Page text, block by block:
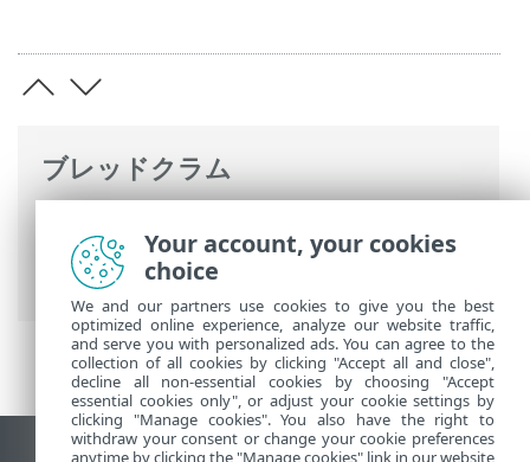
ブレッドクラム
Antivirus for Linux>設定 >ツール> プロ
キシサーバ
Your account, your cookies
choice
We and our partners use cookies to give you the best
optimized online experience, analyze our website traffic,
and serve you with personalized ads. You can agree to the
collection of all cookies by clicking "Accept all and close",
decline all non-essential cookies by choosing "Accept
essential cookies only", or adjust your cookie settings by
clicking "Manage cookies". You also have the right to
withdraw your consent or change your cookie preferences
anytime by clicking the "Manage cookies" link in our website